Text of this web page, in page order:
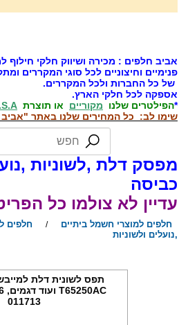
חלפים : מכירה ושיווק חלקי חילוף
וחיצוניים לכל סוגי המקררים
כל החברות ולכל המקררים.
לכל חלקי הארץ.
הפילטרים שלנו מקורייםאו תוצרת
לב: כל המחירים שלנו באתר "אביב
דלת ,לשוניות
לא צולמו כל
חלפים למוצרי חשמל ביתיים חלפים
ולשוניות
תפס לשונית דלת
011713